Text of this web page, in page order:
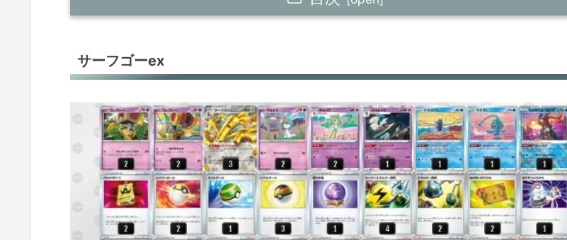
サーフゴーex
ガブリアスex
ガブリアスex＋ルガルガンex
ラウドボーンex
リザードンex
リザードンex
サーフゴーex